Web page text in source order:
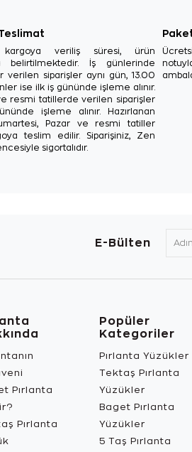
kargoya veriliş süresi, ürün
belirtilmektedir. İş günlerinde
verilen siparişler aynı gün, 13.00
ise ilk iş gününde işleme alınır.
resmi tatillerde verilen siparişler
işleme alınır. Hazırlanan
Pazar ve resmi tatiller
teslim edilir. Siparişiniz, Zen
sigortalıdır.
E-Bülten
Pırlanta
Pırlanta
Popüler
Kategoriler
Pırlanta Yüzükler
Tektaş Pırlanta
Yüzükler
Baget Pırlanta
Yüzükler
5 Taş Pırlanta